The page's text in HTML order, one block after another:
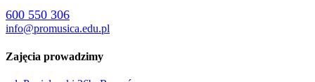
600 550 306
info@promusica.edu.pl
Zajęcia prowadzimy